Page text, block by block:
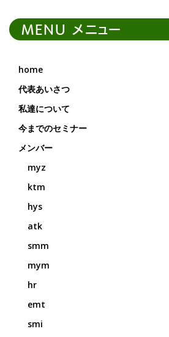
MENU メニュー
home
代表あいさつ
私達について
今までのセミナー
メンバー
myz
ktm
hys
atk
smm
mym
hr
emt
smi